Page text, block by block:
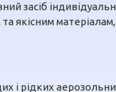
засіб
якісним
і рідких